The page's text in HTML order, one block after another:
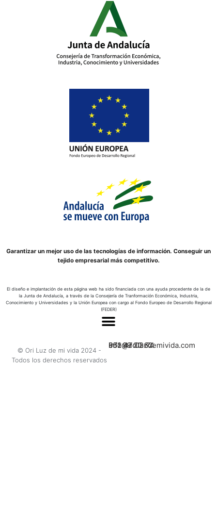
Garantizar un mejor uso de las tecnologías de información. Conseguir un
tejido empresarial más competitivo.
El diseño e implantación de esta página web ha sido financiada con una ayuda procedente de la de
la Junta de Andalucía, a través de la Consejería de Tranformación Económica, Industria,
Conocimiento y Universidades y la Unión Europea con cargo al Fondo Europeo de Desarrollo Regional
(FEDER)
© Ori Luz de mi vida 2024 -
Todos los derechos reservados
662 47 03 74
951 99 20 62
info@oriluzdemivida.com